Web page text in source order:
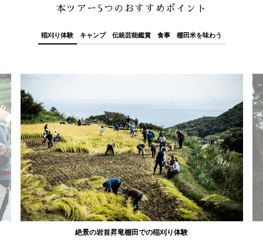
本ツアー5つのおすすめポイント
稲刈り体験 キャンプ 伝統芸能鑑賞 食事 棚田米を味わう
絶景の岩首昇竜棚田での稲刈り体験